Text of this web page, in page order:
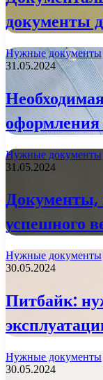
документы
Нужные документы
31.05.2024
оформления
Нужные документы
31.05.2024
Документы,
успешного
Нужные документы
30.05.2024
Питбайк:
Нужные документы
30.05.2024